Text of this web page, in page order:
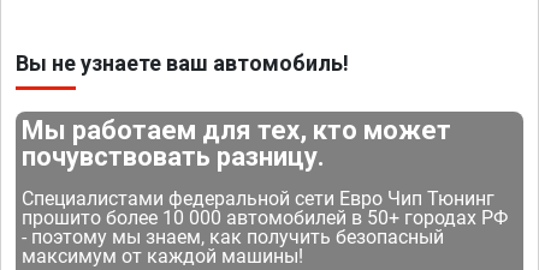
Вы не узнаете ваш автомобиль!
Мы работаем для тех, кто может
почувствовать разницу.
Специалистами федеральной сети Евро Чип Тюнинг
прошито более 10 000 автомобилей в 50+ городах РФ
- поэтому мы знаем, как получить безопасный
максимум от каждой машины!